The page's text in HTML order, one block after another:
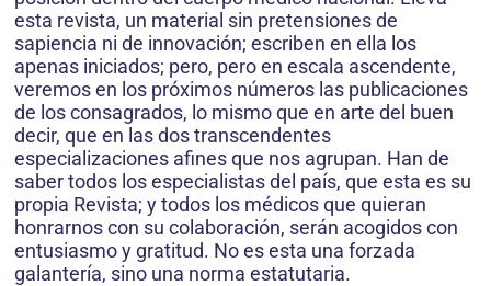
esta revista, un material sin pretensiones de
sapiencia ni de innovación; escriben en ella los
apenas iniciados; pero, pero en escala ascendente,
veremos en los próximos números las publicaciones
de los consagrados, lo mismo que en arte del buen
decir, que en las dos transcendentes
especializaciones afines que nos agrupan. Han de
saber todos los especialistas del país, que esta es su
propia Revista; y todos los médicos que quieran
honrarnos con su colaboración, serán acogidos con
entusiasmo y gratitud. No es esta una forzada
galantería, sino una norma estatutaria.